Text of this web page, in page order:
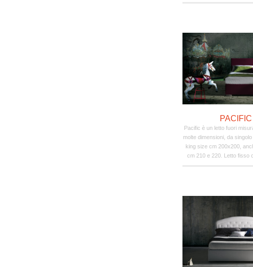
PACIFIC
Pacific è un letto fuori
molte dimensioni, da
king size cm 200x200,
cm 210 e 220. Letto fisso